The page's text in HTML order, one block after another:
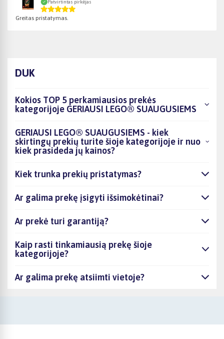
Patvirtintas pirkėjas
Greitas pristatymas.
DUK
Kokios TOP 5 perkamiausios prekės
kategorijoje GERIAUSI LEGO® SUAUGUSIEMS
GERIAUSI LEGO® SUAUGUSIEMS - kiek
skirtingų prekių turite šioje kategorijoje ir nuo
kiek prasideda jų kainos?
Kiek trunka prekių pristatymas?
Ar galima prekę įsigyti išsimokėtinai?
Ar prekė turi garantiją?
Kaip rasti tinkamiausią prekę šioje
kategorijoje?
Ar galima prekę atsiimti vietoje?